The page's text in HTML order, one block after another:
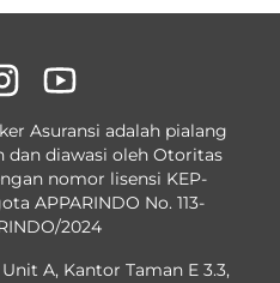
Asuransi adalah pialang
dan diawasi oleh Otoritas
nomor lisensi KEP-
APPARINDO No. 113-
2024
A, Kantor Taman E 3.3,